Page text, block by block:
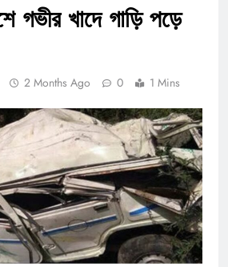
গভীর খাদে গাড়ি পড়ে
2 Months Ago 0 1 Mins